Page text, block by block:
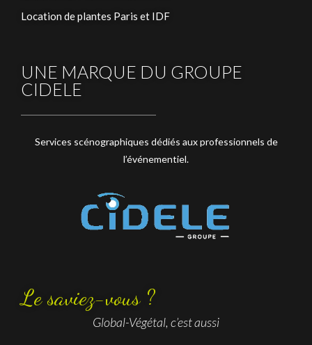
Location de plantes Paris et IDF
UNE MARQUE DU GROUPE
CIDELE
Services scénographiques dédiés aux professionnels de
l’événementiel.
Le saviez-vous ?
Global-Végétal, c’est aussi